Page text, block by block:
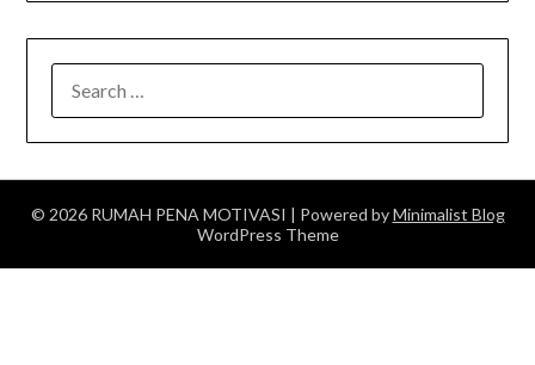
FOR:
© 2026 RUMAH PENA MOTIVASI | Powered byMinimalist Blog
WordPress Theme